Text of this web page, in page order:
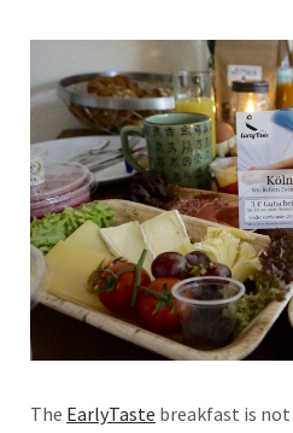
The EarlyTaste breakfast is